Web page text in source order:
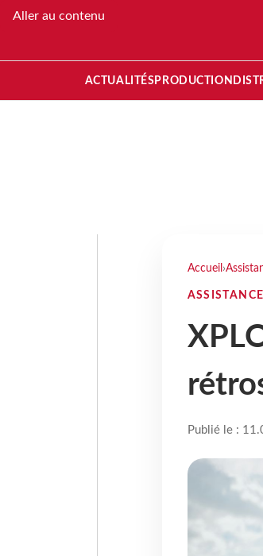
Aller au contenu
ACTUALITÉS PRODUCTION
Accueil ›
Publié le :